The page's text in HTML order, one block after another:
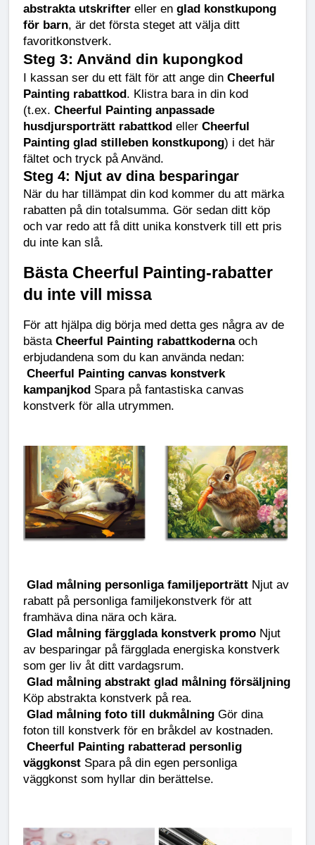
abstrakta utskrifter eller en glad konstkupong
för barn, är det första steget att välja ditt
favoritkonstverk.
Steg 3: Använd din kupongkod
I kassan ser du ett fält för att ange din Cheerful
Painting rabattkod. Klistra bara in din kod
(t.ex. Cheerful Painting anpassade
husdjursporträtt rabattkod eller Cheerful
Painting glad stilleben konstkupong) i det här
fältet och tryck på Använd.
Steg 4: Njut av dina besparingar
När du har tillämpat din kod kommer du att märka
rabatten på din totalsumma. Gör sedan ditt köp
och var redo att få ditt unika konstverk till ett pris
du inte kan slå.
Bästa Cheerful Painting-rabatter
du inte vill missa
För att hjälpa dig börja med detta ges några av de
bästa Cheerful Painting rabattkoderna och
erbjudandena som du kan använda nedan:
Cheerful Painting canvas konstverk
kampanjkod Spara på fantastiska canvas
konstverk för alla utrymmen.
Glad målning personliga familjeporträtt Njut av
rabatt på personliga familjekonstverk för att
framhäva dina nära och kära.
Glad målning färgglada konstverk promo Njut
av besparingar på färgglada energiska konstverk
som ger liv åt ditt vardagsrum.
Glad målning abstrakt glad målning försäljning
Köp abstrakta konstverk på rea.
Glad målning foto till dukmålning Gör dina
foton till konstverk för en bråkdel av kostnaden.
Cheerful Painting rabatterad personlig
väggkonst Spara på din egen personliga
väggkonst som hyllar din berättelse.